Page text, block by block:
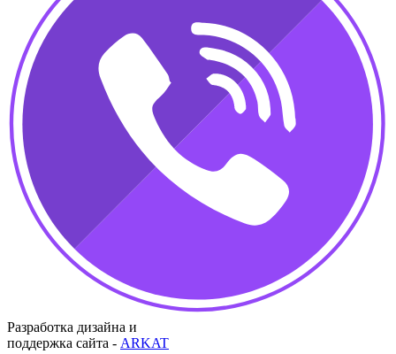
Разработка дизайна и
поддержка сайта - ARKAT